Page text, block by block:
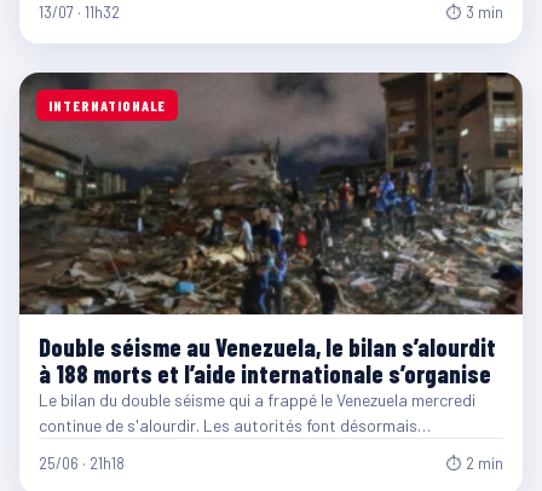
13/07 · 11h32 ⏱ 3 min
INTERNATIONALE
Double séisme au Venezuela, le bilan s’alourdit
à 188 morts et l’aide internationale s’organise
Le bilan du double séisme qui a frappé le Venezuela mercredi
continue de s'alourdir. Les autorités font désormais…
25/06 · 21h18 ⏱ 2 min